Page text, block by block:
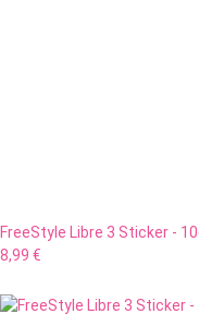
FreeStyle Libre 3 Sticker -
8,99 €